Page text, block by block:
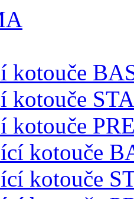
kotouče
kotouče
kotouče
kotouče
kotouče